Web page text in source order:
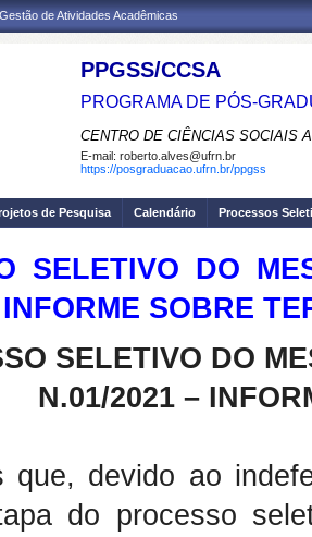
de Atividades Acadêmicas
PPGSS/CCSA
PROGRAMA DE PÓS-
CENTRO DE CIÊNCIAS SOCIAIS
E-mail: roberto.alves@ufrn.br
https://posgraduacao.ufrn.br/ppgss
de Pesquisa Calendário Processos
SELETIVO DO
INFORME SOBRE
SELETIVO DO
N.01/2021 –
que, devido ao
do processo